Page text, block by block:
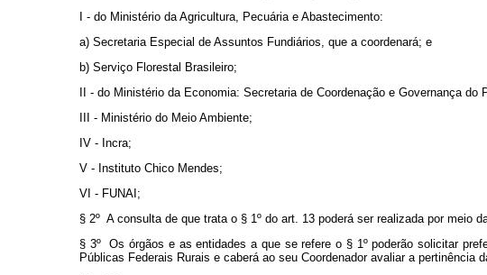
I - do Ministério da Agricultura, Pecuária e Abastecimento:
a) Secretaria Especial de Assuntos Fundiários, que a coordenará; e
b) Serviço Florestal Brasileiro;
II - do Ministério da Economia: Secretaria de Coordenação e Governança
III - Ministério do Meio Ambiente;
IV - Incra;
V - Instituto Chico Mendes;
VI - FUNAI;
§ 2º A consulta de que trata o § 1º do art. 13 poderá ser realizada por meio
§ 3º Os órgãos e as entidades a que se refere o § 1º poderão solicitar
Públicas Federais Rurais e caberá ao seu Coordenador avaliar a pertinência